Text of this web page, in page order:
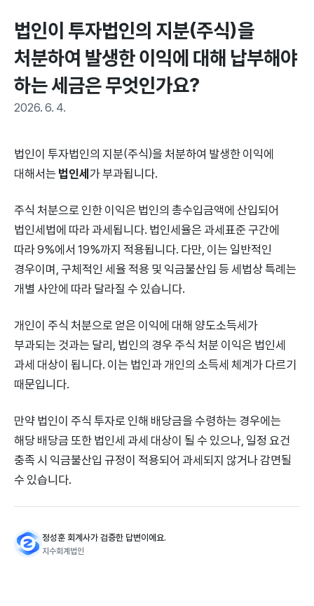
법인이 투자법인의 지분(주식)을
처분하여 발생한 이익에 대해 납부해야
하는 세금은 무엇인가요?
2026. 6. 4.
법인이 투자법인의 지분(주식)을 처분하여 발생한 이익에
대해서는법인세가 부과됩니다.
주식 처분으로 인한 이익은 법인의 총수입금액에 산입되어
법인세법에 따라 과세됩니다. 법인세율은 과세표준 구간에
따라 9%에서 19%까지 적용됩니다. 다만, 이는 일반적인
경우이며, 구체적인 세율 적용 및 익금불산입 등 세법상 특례는
개별 사안에 따라 달라질 수 있습니다.
개인이 주식 처분으로 얻은 이익에 대해 양도소득세가
부과되는 것과는 달리, 법인의 경우 주식 처분 이익은 법인세
과세 대상이 됩니다. 이는 법인과 개인의 소득세 체계가 다르기
때문입니다.
만약 법인이 주식 투자로 인해 배당금을 수령하는 경우에는
해당 배당금 또한 법인세 과세 대상이 될 수 있으나, 일정 요건
충족 시 익금불산입 규정이 적용되어 과세되지 않거나 감면될
수 있습니다.
정성훈 회계사가 검증한 답변이에요.
지수회계법인